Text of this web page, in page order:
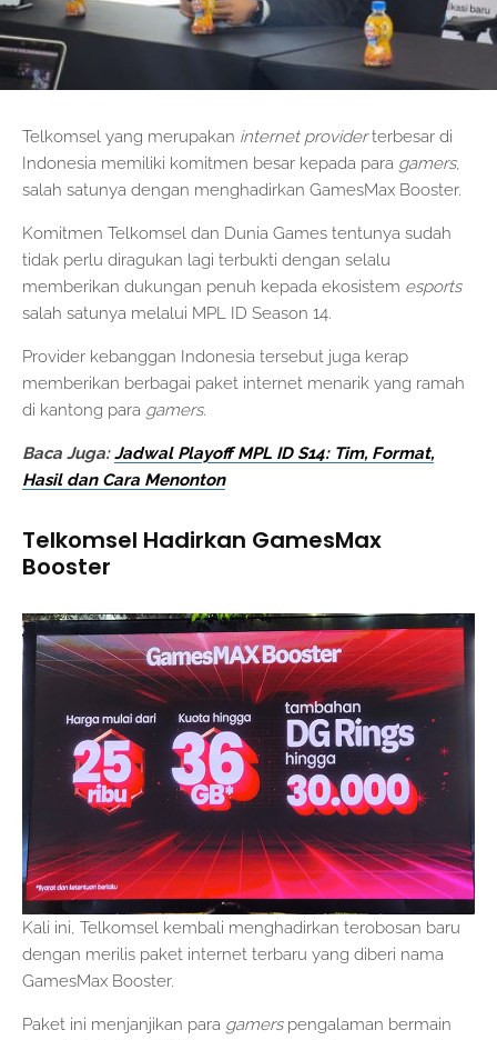
Telkomsel yang merupakan internet providerterbesar di
Indonesia memiliki komitmen besar kepada para gamers,
salah satunya dengan menghadirkan GamesMax Booster.
Komitmen Telkomsel dan Dunia Games tentunya sudah
tidak perlu diragukan lagi terbukti dengan selalu
memberikan dukungan penuh kepada ekosistem esports
salah satunya melalui MPL ID Season 14.
Provider kebanggan Indonesia tersebut juga kerap
memberikan berbagai paket internet menarik yang ramah
di kantong para gamers.
Baca Juga:Jadwal Playoff MPL ID S14: Tim, Format,
Hasil dan Cara Menonton
Telkomsel Hadirkan GamesMax
Booster
Kali ini, Telkomsel kembali menghadirkan terobosan baru
dengan merilis paket internet terbaru yang diberi nama
GamesMax Booster.
Paket ini menjanjikan para gamers pengalaman bermain